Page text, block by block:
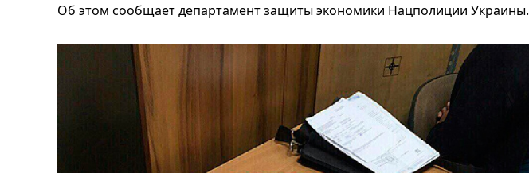
Об этом сообщает департамент защиты экономики Нацполиции Украины.